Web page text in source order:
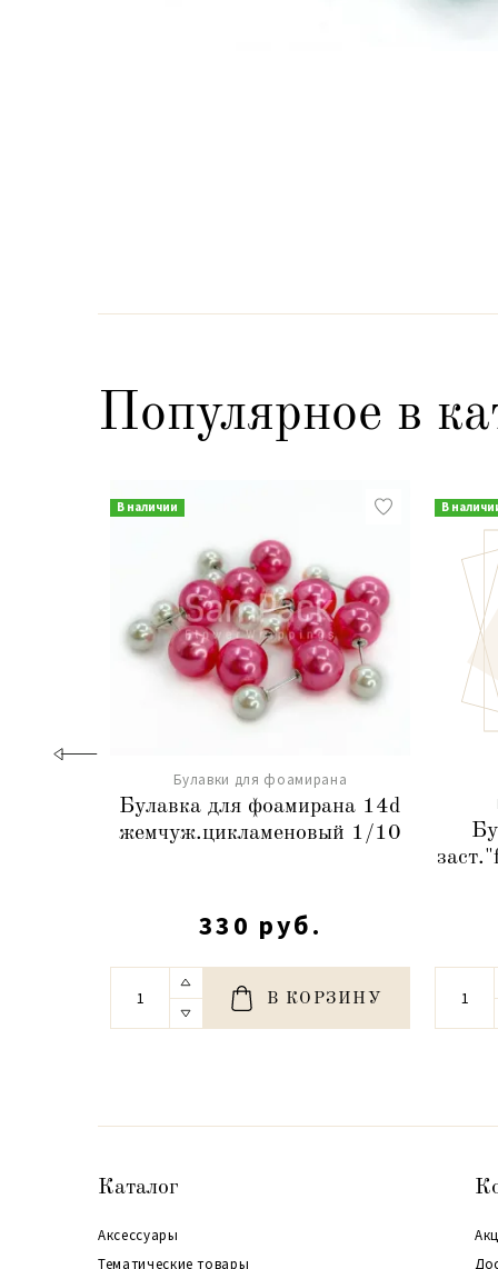
Популярное в
В наличии
Булавки для фоамирана
Булавка для фоамирана 14d
жемчуж.цикламеновый 1/10
330 руб.
В КОРЗИНУ
В
Каталог
Аксессуары
Тематические товары